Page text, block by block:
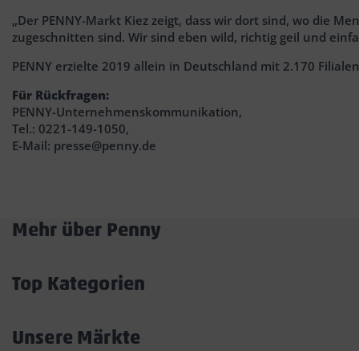
„Der PENNY-Markt Kiez zeigt, dass wir dort sind, wo die
zugeschnitten sind. Wir sind eben wild, richtig geil und
PENNY erzielte 2019 allein in Deutschland mit 2.170
Für Rückfragen:
PENNY-Unternehmenskommunikation,
Tel.: 0221-149-1050,
E-Mail: presse@penny.de
Mehr über Penny
Top Kategorien
Unsere Märkte